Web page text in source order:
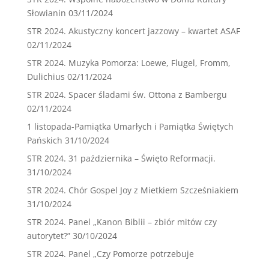
Słowianin 03/11/2024
STR 2024. Akustyczny koncert jazzowy – kwartet ASAF
02/11/2024
STR 2024. Muzyka Pomorza: Loewe, Flugel, Fromm,
Dulichius 02/11/2024
STR 2024. Spacer śladami św. Ottona z Bambergu
02/11/2024
1 listopada-Pamiątka Umarłych i Pamiątka Świętych
Pańskich 31/10/2024
STR 2024. 31 października – Święto Reformacji.
31/10/2024
STR 2024. Chór Gospel Joy z Mietkiem Szcześniakiem
31/10/2024
STR 2024. Panel „Kanon Biblii – zbiór mitów czy
autorytet?” 30/10/2024
STR 2024. Panel „Czy Pomorze potrzebuje